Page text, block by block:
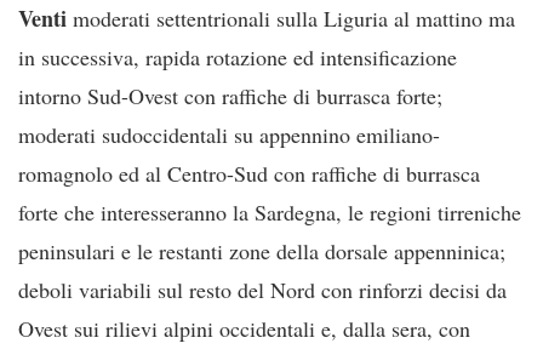
Venti moderati settentrionali sulla Liguria al mattino ma
in successiva, rapida rotazione ed intensificazione
intorno Sud-Ovest con raffiche di burrasca forte;
moderati sudoccidentali su appennino emiliano-
romagnolo ed al Centro-Sud con raffiche di burrasca
forte che interesseranno la Sardegna, le regioni tirreniche
peninsulari e le restanti zone della dorsale appenninica;
deboli variabili sul resto del Nord con rinforzi decisi da
Ovest sui rilievi alpini occidentali e, dalla sera, con